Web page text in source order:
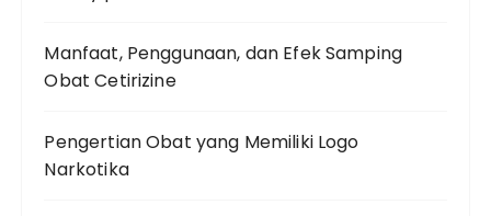
Manfaat, Penggunaan, dan Efek Samping
Obat Cetirizine
Pengertian Obat yang Memiliki Logo
Narkotika